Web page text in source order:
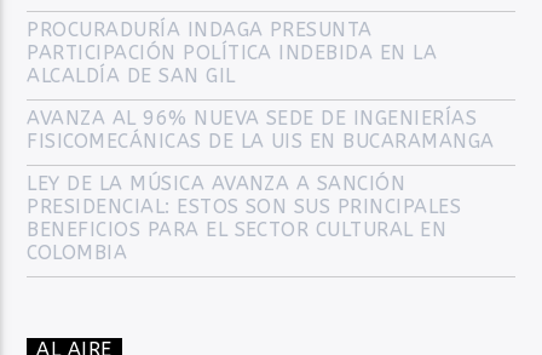
PROCURADURÍA INDAGA PRESUNTA
PARTICIPACIÓN POLÍTICA INDEBIDA EN LA
ALCALDÍA DE SAN GIL
AVANZA AL 96% NUEVA SEDE DE INGENIERÍAS
FISICOMECÁNICAS DE LA UIS EN BUCARAMANGA
LEY DE LA MÚSICA AVANZA A SANCIÓN
PRESIDENCIAL: ESTOS SON SUS PRINCIPALES
BENEFICIOS PARA EL SECTOR CULTURAL EN
COLOMBIA
AL AIRE